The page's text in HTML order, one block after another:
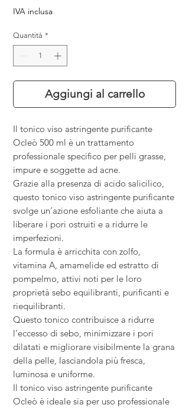
IVA inclusa
Quantità *
Aggiungi al carrello
Il tonico viso astringente purificante
Ocleò 500 ml è un trattamento
professionale specifico per pelli grasse,
impure e soggette ad acne.
Grazie alla presenza di acido salicilico,
questo tonico viso astringente purificante
svolge un’azione esfoliante che aiuta a
liberare i pori ostruiti e a ridurre le
imperfezioni.
La formula è arricchita con zolfo,
vitamina A, amamelide ed estratto di
pompelmo, attivi noti per le loro
proprietà sebo equilibranti, purificanti e
riequilibranti.
Questo tonico contribuisce a ridurre
l’eccesso di sebo, minimizzare i pori
dilatati e migliorare visibilmente la grana
della pelle, lasciandola più fresca,
luminosa e uniforme.
Il tonico viso astringente purificante
Ocleò è ideale sia per uso professionale